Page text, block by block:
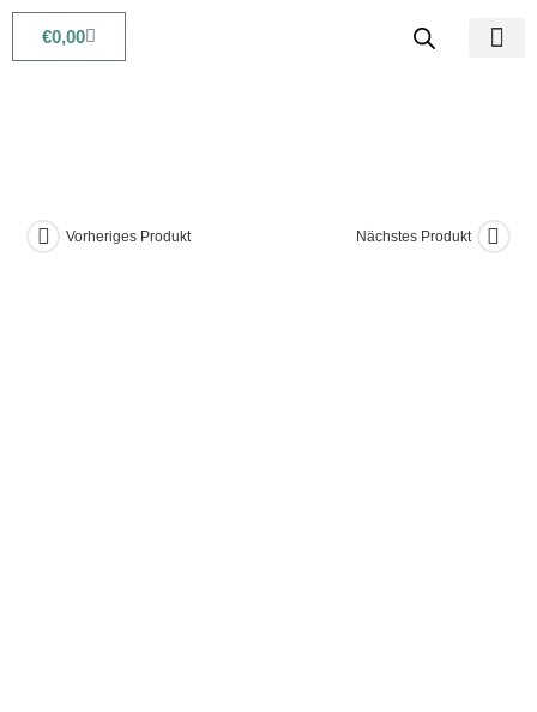
€0,00
Vorheriges Produkt Nächstes Produkt